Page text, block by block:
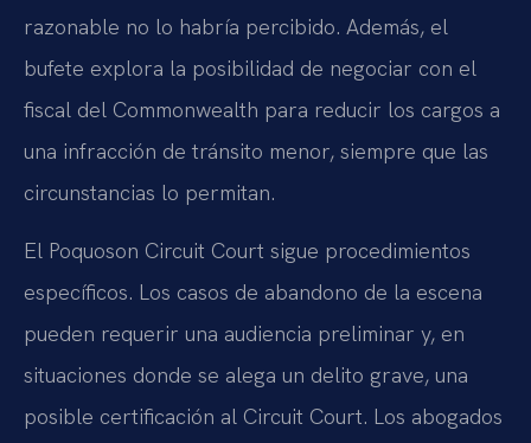
razonable no lo habría percibido. Además, el
bufete explora la posibilidad de negociar con el
fiscal del Commonwealth para reducir los cargos a
una infracción de tránsito menor, siempre que las
circunstancias lo permitan.
El Poquoson Circuit Court sigue procedimientos
específicos. Los casos de abandono de la escena
pueden requerir una audiencia preliminar y, en
situaciones donde se alega un delito grave, una
posible certificación al Circuit Court. Los abogados